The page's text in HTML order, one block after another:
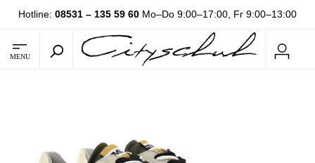
Hotline: 08531 – 135 59 60 Mo–Do 9:00–17:00, Fr 9:00–13:00
MENU